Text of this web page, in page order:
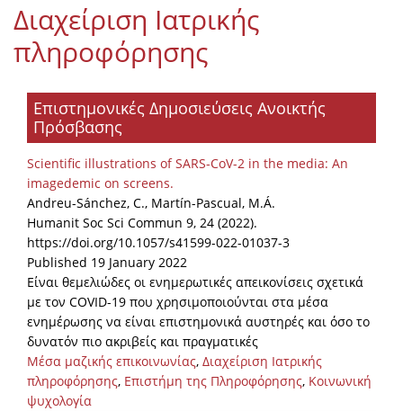
Policies
History
Organisational Structure
EKT Tenders
EKT Websites
Projects
Services
Publications
Annual Reports
Publications for R&D Metrics & Indicators
Publications for Libraries
Διαχείριση Ιατρικής
πληροφόρησης
Επιστημονικές Δημοσιεύσεις Ανοικτής
Πρόσβασης
Scientific illustrations of SARS-CoV-2 in the media: An
imagedemic on screens.
Andreu-Sánchez, C., Martín-Pascual, M.Á.
Humanit Soc Sci Commun 9, 24 (2022).
https://doi.org/10.1057/s41599-022-01037-3
Published 19 January 2022
Είναι θεμελιώδες οι ενημερωτικές απεικονίσεις σχετικά
με τον COVID-19 που χρησιμοποιούνται στα μέσα
ενημέρωσης να είναι επιστημονικά αυστηρές και όσο το
δυνατόν πιο ακριβείς και πραγματικές
Μέσα μαζικής επικοινωνίας, Διαχείριση Ιατρικής
πληροφόρησης, Επιστήμη της Πληροφόρησης, Κοινωνική
ψυχολογία